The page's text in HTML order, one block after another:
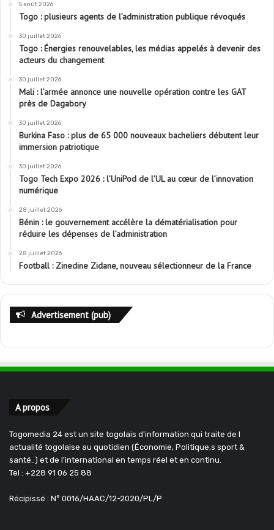
5 août 2026
Togo : plusieurs agents de l’administration publique révoqués
30 juillet 2026
Togo : Énergies renouvelables, les médias appelés à devenir des
acteurs du changement
30 juillet 2026
Mali : l’armée annonce une nouvelle opération contre les GAT
près de Dagabory
30 juillet 2026
Burkina Faso : plus de 65 000 nouveaux bacheliers débutent leur
immersion patriotique
30 juillet 2026
Togo Tech Expo 2026 : l’UniPod de l’UL au cœur de l’innovation
numérique
28 juillet 2026
Bénin : le gouvernement accélère la dématérialisation pour
réduire les dépenses de l’administration
28 juillet 2026
Football : Zinedine Zidane, nouveau sélectionneur de la France
Advertisement (pub)
A propos
Togomedia 24 est un site togolais d'information qui traite de l
actualité togolaise au quotidien (Économie, Politique,s sport &
santé..) et de l'international en temps réel et en continu.
Tel : +228 91 06 25 88
Récipissé : N° 0016/HAAC/12-2020/PL/P